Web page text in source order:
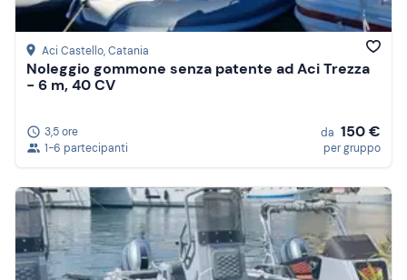
Aci Castello, Catania
Noleggio gommone senza patente ad Aci Trezza
- 6 m, 40 CV
3,5 ore
1-6 partecipanti
da 150 €
per gruppo